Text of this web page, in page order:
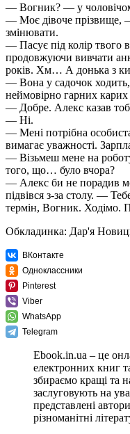
— Вогник? — у
— Моє дівоче прізвище,
змінювати.
— Пасує під колір твого
продовжуючи вивчати
років. Хм… А донька з
— Вона у садочок
неймовірно гарних
— Добре. Алекс казав
— Ні.
— Мені потрібна
вимагає уважності.
— Візьмеш мене на
того, що… було вчора?
— Алекс би не порадив
підвівся з-за столу. —
термін, Вогник. Ходімо.
Обкладинка: Дар'я
ВКонтакте
Одноклассники
Pinterest
Viber
WhatsApp
Telegram
Ebook.in.ua – це
електронних книг
збираємо кращі та
заслуговують на
представлені
різноманітні